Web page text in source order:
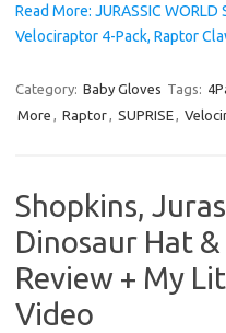
Read More: JURASSIC WORLD
Velociraptor 4-Pack, Raptor
Category: Baby Gloves Tags:
More , Raptor, SUPRISE,
Shopkins,
Dinosaur Hat
Review + My
Video